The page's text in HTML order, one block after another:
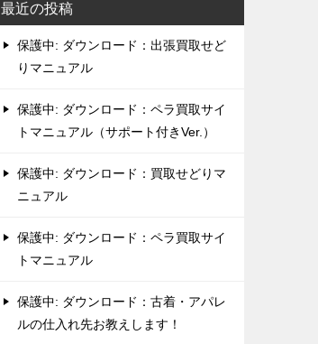
最近の投稿
保護中: ダウンロード：出張買取せど
りマニュアル
保護中: ダウンロード：ペラ買取サイ
トマニュアル（サポート付きVer.）
保護中: ダウンロード：買取せどりマ
ニュアル
保護中: ダウンロード：ペラ買取サイ
トマニュアル
保護中: ダウンロード：古着・アパレ
ルの仕入れ先お教えします！